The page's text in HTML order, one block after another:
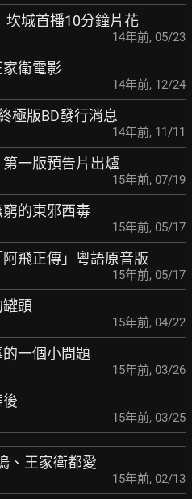
坎城首播10分鐘片花
14年前, 05/23
衛電影
14年前, 12/24
極版BD發行消息
14年前, 11/11
一版預告片出爐
15年前, 07/19
的東邪西毒
15年前, 05/17
飛正傳」粵語原音版
15年前, 05/17
頭
15年前, 04/22
一個小問題
15年前, 03/26
15年前, 03/25
、王家衛都愛
15年前, 02/13